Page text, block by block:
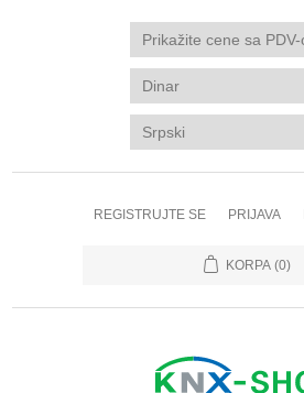
REGISTRUJTE SE PRIJAVA
KORPA (0)